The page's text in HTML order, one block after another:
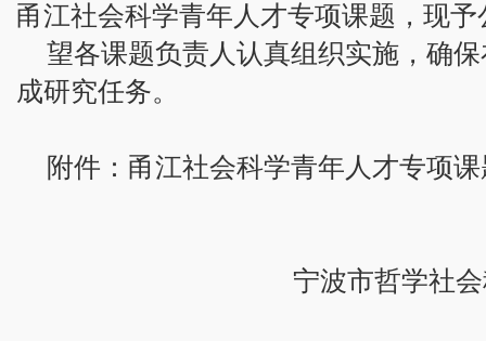
甬江社会科学青年人才专项课题，现予
望各课题负责人认真组织实施，确
成研究任务。
附件：甬江社会科学青年人才专项
宁波市哲学社